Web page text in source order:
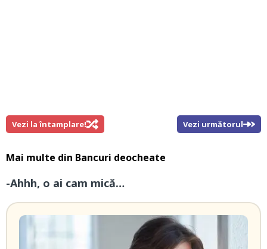
Vezi la întamplare! Vezi următorul
Mai multe din Bancuri deocheate
-Ahhh, o ai cam mică…